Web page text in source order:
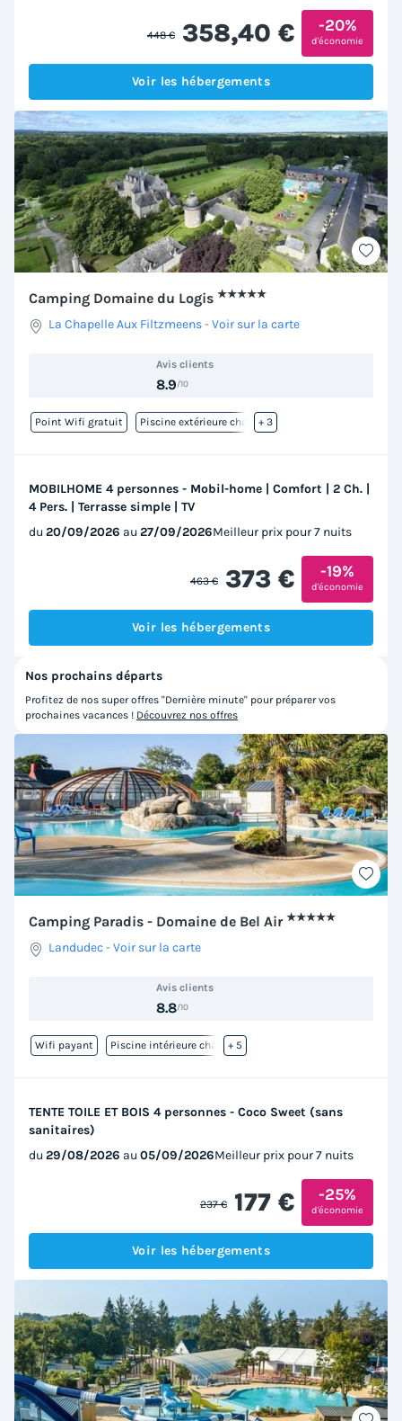
448 € 358,40 € -20%
d'économie
Voir les hébergements
Camping Domaine du Logis ★★★★★
La Chapelle Aux Filtzmeens-Voir sur la carte
Avis clients
8.9/10
Point Wifi gratuit Piscine extérieure chauffée
+ 3
MOBILHOME 4 personnes - Mobil-home | Comfort | 2 Ch. |
4 Pers. | Terrasse simple | TV
du 20/09/2026 au 27/09/2026Meilleur prix pour 7 nuits
463 € 373 € -19%
d'économie
Voir les hébergements
Camping Paradis - Domaine de Bel Air ★★★★★
Landudec-Voir sur la carte
Avis clients
8.8/10
Wifi payant Piscine intérieure chauffée
+ 5
TENTE TOILE ET BOIS 4 personnes - Coco Sweet (sans
sanitaires)
du 29/08/2026 au 05/09/2026Meilleur prix pour 7 nuits
237 € 177 € -25%
d'économie
Voir les hébergements
Nos prochains départs
Profitez de nos super offres "Dernière minute" pour préparer vos
prochaines vacances ! Découvrez nos offres